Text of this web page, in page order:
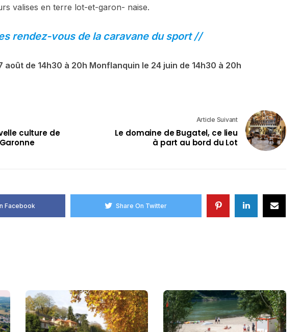
valises en terre lot-et-garon- naise.
rendez-vous de la caravane du sport //
août de 14h30 à 20h Monflanquin le 24 juin de 14h30 à 20h
culture de
Article Suivant
Le domaine de Bugatel, ce lieu
à part au bord du Lot
Facebook Share On Twitter